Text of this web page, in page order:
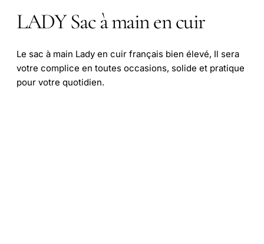
LADY Sac à main en cuir
Le sac à main Lady en cuir français bien élevé, Il sera
votre complice en toutes occasions, solide et pratique
pour votre quotidien.